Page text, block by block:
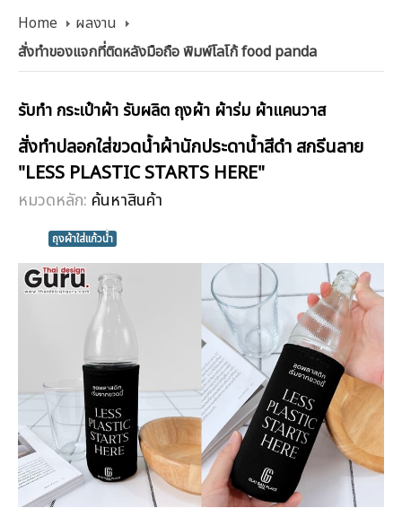
Home
ผลงาน
สั่งทำของแจกที่ติดหลังมือถือ พิมพ์โลโก้ food panda
รับทำ กระเป๋าผ้า รับผลิต ถุงผ้า ผ้าร่ม ผ้าแคนวาส
สั่งทำปลอกใส่ขวดน้ำผ้านักประดาน้ำสีดำ สกรีนลาย
"LESS PLASTIC STARTS HERE"
หมวดหลัก: ค้นหาสินค้า
ถุงผ้าใส่แก้วน้ำ